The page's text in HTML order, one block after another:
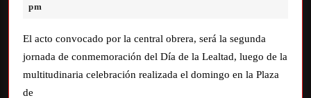
pm
El acto convocado por la central obrera, será la segunda
jornada de conmemoración del Día de la Lealtad, luego de la
multitudinaria celebración realizada el domingo en la Plaza
de